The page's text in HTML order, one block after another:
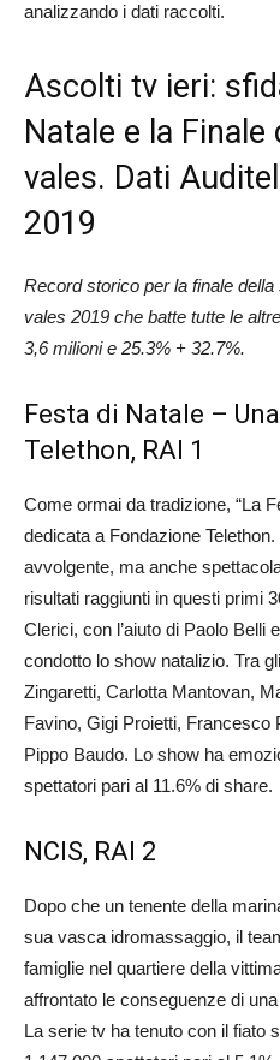
analizzando i dati raccolti.
Ascolti tv ieri:
Natale e la Finale
vales. Dati
2019
Record storico per la finale
vales 2019 che batte tutte le
3,6 milioni e 25.3% + 32.7%.
Festa di Natale –
Telethon, RAI 1
Come ormai da tradizione, “La
dedicata a Fondazione
avvolgente, ma anche
risultati raggiunti in questi primi
Clerici, con l’aiuto di Paolo Belli
condotto lo show natalizio. Tra
Zingaretti, Carlotta Mantovan,
Favino, Gigi Proietti, Francesco
Pippo Baudo. Lo show ha
spettatori pari al 11.6% di share.
NCIS, RAI 2
Dopo che un tenente della
sua vasca idromassaggio, il
famiglie nel quartiere della
affrontato le conseguenze di
La serie tv ha tenuto con il fiato